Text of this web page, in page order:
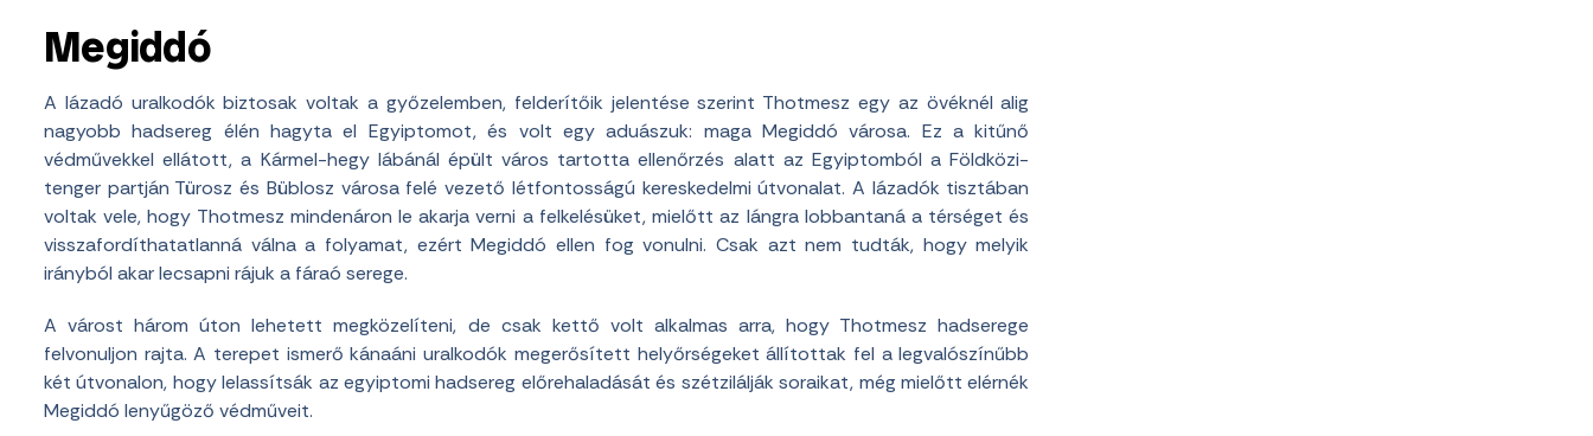
Megiddó
A lázadó uralkodók biztosak voltak a győzelemben, felderítőik jelentése szerint Thotmesz egy az övéknél alig
nagyobb hadsereg élén hagyta el Egyiptomot, és volt egy aduászuk: maga Megiddó városa. Ez a kitűnő
védművekkel ellátott, a Kármel-hegy lábánál épült város tartotta ellenőrzés alatt az Egyiptomból a Földközi-
tenger partján Türosz és Büblosz városa felé vezető létfontosságú kereskedelmi útvonalat. A lázadók tisztában
voltak vele, hogy Thotmesz mindenáron le akarja verni a felkelésüket, mielőtt az lángra lobbantaná a térséget és
visszafordíthatatlanná válna a folyamat, ezért Megiddó ellen fog vonulni. Csak azt nem tudták, hogy melyik
irányból akar lecsapni rájuk a fáraó serege.
A várost három úton lehetett megközelíteni, de csak kettő volt alkalmas arra, hogy Thotmesz hadserege
felvonuljon rajta. A terepet ismerő kánaáni uralkodók megerősített helyőrségeket állítottak fel a legvalószínűbb
két útvonalon, hogy lelassítsák az egyiptomi hadsereg előrehaladását és szétzilálják soraikat, még mielőtt elérnék
Megiddó lenyűgöző védműveit.